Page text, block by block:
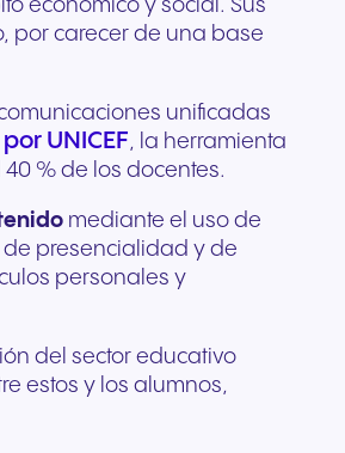
económico y social. Sus
por carecer de una base
unificadas
UNICEF, la herramienta
% de los docentes.
mediante el uso de
presencialidad y de
personales y
del sector educativo
estos y los alumnos,